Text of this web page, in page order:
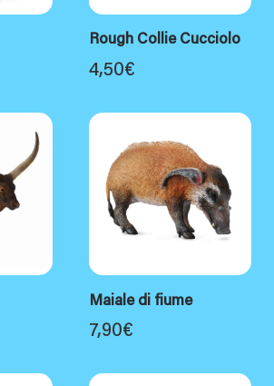
Rough Collie Cucciolo
4,50€
Maiale di fiume
7,90€